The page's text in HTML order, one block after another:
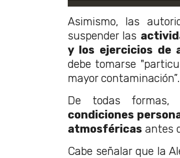
Asimismo, las
suspender las
y los ejercicios de
debe tomarse
mayor contaminación”.
De todas formas,
condiciones
atmosféricas antes
Cabe señalar que la